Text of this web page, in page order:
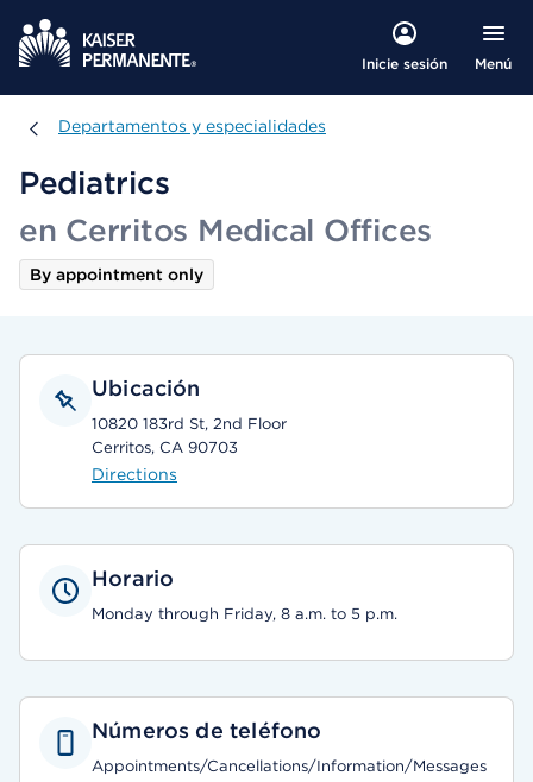
Inicie sesión Menú
Departamentos y especialidades
Departamentos y especialidades
Pediatrics
en Cerritos Medical Offices
By appointment only
Ubicación
10820 183rd St, 2nd Floor
Cerritos, CA 90703
Directions
Horario
Monday through Friday, 8 a.m. to 5 p.m.
Números de teléfono
Appointments/Cancellations/Information/Messages